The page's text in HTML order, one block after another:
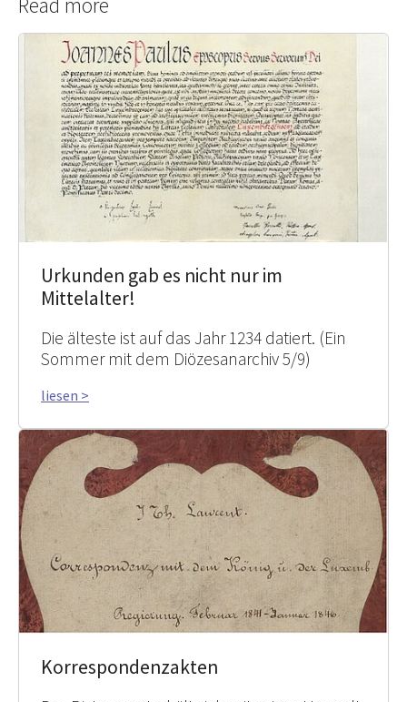
Urkunden gab es nicht nur im
Mittelalter!
Die älteste ist auf das Jahr 1234 datiert. (Ein
Sommer mit dem Diözesanarchiv 5/9)
liesen >
Korrespondenzakten